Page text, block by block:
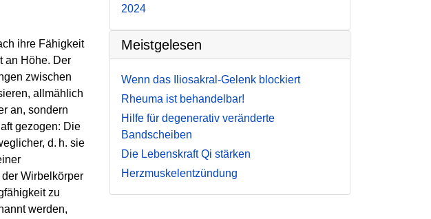
ihre Fähigkeit
an Höhe. Der
zwischen
allmählich
an, sondern
gezogen: Die
d. h. sie
Wirbelkörper
zu
werden,
2024
Meistgelesen
Wenn das Iliosakral-Gelenk blockiert
Rheuma ist behandelbar!
Hilfe für degenerativ veränderte
Bandscheiben
Die Lebenskraft Qi stärken
Herzmuskelentzündung